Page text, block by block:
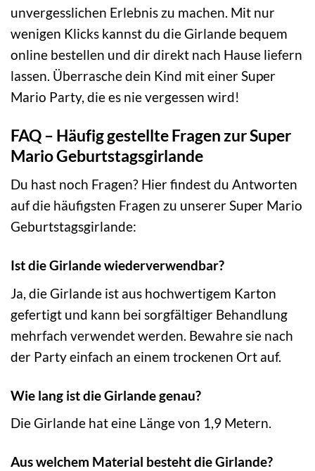
unvergesslichen Erlebnis zu machen. Mit nur
wenigen Klicks kannst du die Girlande bequem
online bestellen und dir direkt nach Hause liefern
lassen. Überrasche dein Kind mit einer Super
Mario Party, die es nie vergessen wird!
FAQ – Häufig gestellte Fragen zur Super
Mario Geburtstagsgirlande
Du hast noch Fragen? Hier findest du Antworten
auf die häufigsten Fragen zu unserer Super Mario
Geburtstagsgirlande:
Ist die Girlande wiederverwendbar?
Ja, die Girlande ist aus hochwertigem Karton
gefertigt und kann bei sorgfältiger Behandlung
mehrfach verwendet werden. Bewahre sie nach
der Party einfach an einem trockenen Ort auf.
Wie lang ist die Girlande genau?
Die Girlande hat eine Länge von 1,9 Metern.
Aus welchem Material besteht die Girlande?